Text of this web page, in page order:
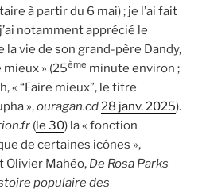
à partir du 6 mai) ; je l’ai fait
notamment apprécié le
la vie de son grand-père Dandy,
mieux » (25ème minute environ ;
« “Faire mieux”, le titre
»,ouragan.cd28 janv. 2025).
(le 30) la « fonction
de certaines icônes »,
Olivier Mahéo, De Rosa Parks
populaire des